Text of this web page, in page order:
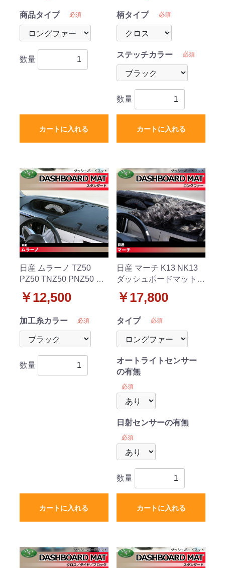
商品タイプ 必須
数量
カートに入れる
柄タイプ 必須
ステッチカラー 必須
数量
カートに入れる
日産 ムラーノ TZ50
PZ50 TNZ50 PNZ50 ダ
タンダード 受注生産
￥12,500
加工糸カラー 必須
数量
カートに入れる
日産 マーチ K13 NK13
ダッシュボードマット
ル 受注生産
￥17,800
タイプ 必須
オートライトセンサー
の有無
必須
日射センサーの有無
必須
数量
カートに入れる